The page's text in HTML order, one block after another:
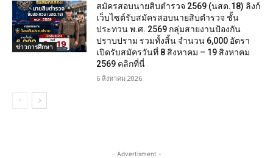
ข่าวการศึกษา
สมัครสอบนายสิบตำรวจ 2569 (นสต.18) ลิงก์
เว็บไซต์รับสมัครสอบนายสิบตำรวจ ชั้น
ประทวน พ.ศ. 2569 กลุ่มสายงานป้องกัน
ปราบปราม รวมทั้งสิ้น จำนวน 6,000 อัตรา
เปิดรับสมัครวันที่ 8 สิงหาคม – 19 สิงหาคม
2569 คลิกที่นี่
6 สิงหาคม 2026
- Advertisment -